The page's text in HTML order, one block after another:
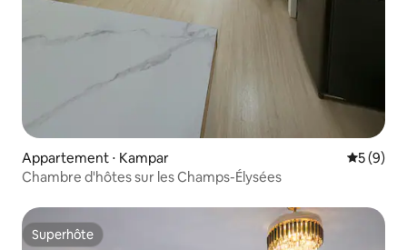
Appartement ⋅ Kampar
5 (9)
Chambre d'hôtes sur les Champs-Élysées
Superhôte
Superhôte